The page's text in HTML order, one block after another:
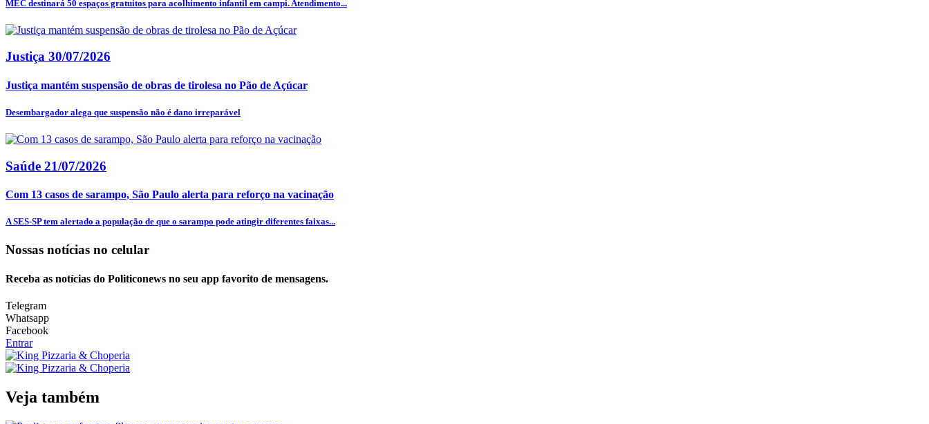
MEC destinará 50 espaços gratuitos para acolhimento infantil em campi. Atendimento...
Justiça 30/07/2026
Justiça mantém suspensão de obras de tirolesa no Pão de Açúcar
Desembargador alega que suspensão não é dano irreparável
Saúde 21/07/2026
Com 13 casos de sarampo, São Paulo alerta para reforço na vacinação
A SES-SP tem alertado a população de que o sarampo pode atingir diferentes faixas...
Nossas notícias no celular
Receba as notícias do Politiconews no seu app favorito de mensagens.
Telegram
Whatsapp
Facebook
Entrar
Veja também